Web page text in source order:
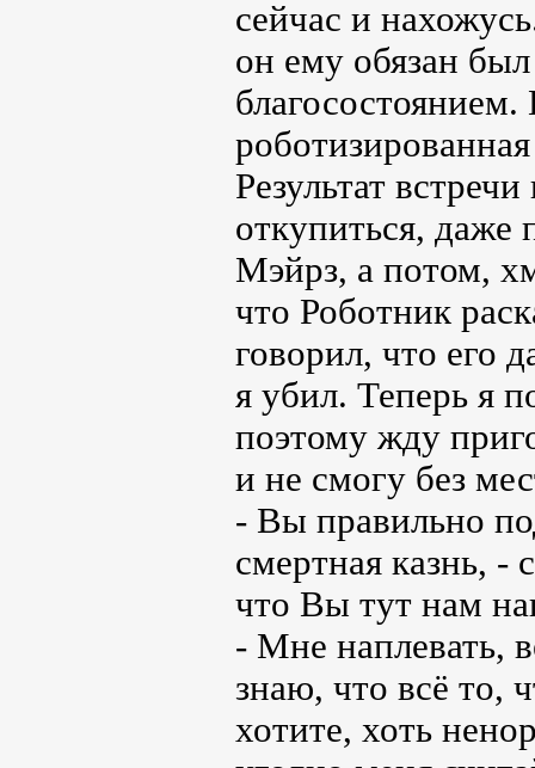
сейчас и
он ему обязан
Результат
откупиться, даже
Мэйрз, а потом,
что Роботник
говорил, что его
я убил. Теперь я
поэтому жду
и не смогу без
- Вы правильно
смертная казнь, -
что Вы тут нам
- Мне наплевать,
знаю, что всё то,
хотите, хоть